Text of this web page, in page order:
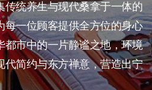
传统养生与现代桑拿于一体的
每一位顾客提供全方位的身心
都市中的一片静谧之地，环境
代简约与东方禅意，营造出宁
养生的场所，更是心灵的归
烦恼，享受一场身心的舒缓之
，是都市中的一片宁静绿洲，
是您健康养生的家园。在这
受一场身心的舒缓之旅。我们
开启健康、快乐的生活之旅。